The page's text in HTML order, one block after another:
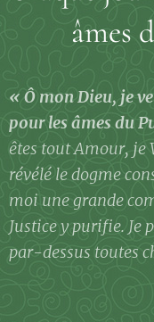
âmes
« Ô mon Dieu, je
pour les âmes du
êtes tout Amour, je
révélé le dogme
moi une grande
Justice y purifie. Je
par-dessus toutes